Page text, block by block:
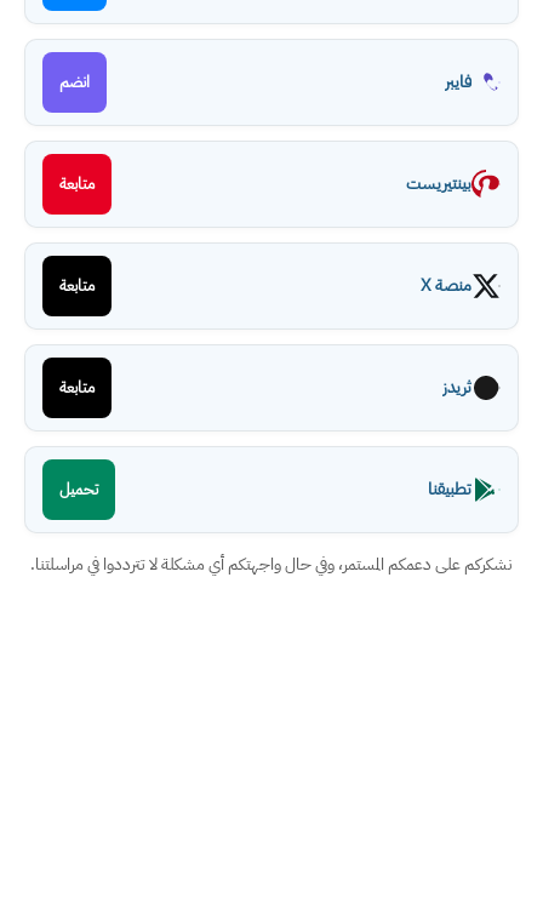
فايبر انضم
بينتيريست متابعة
منصة X متابعة
ثريدز متابعة
تطبيقنا تحميل
نشكركم على دعمكم المستمر، وفي حال واجهتكم أي مشكلة لا تترددوا في مراسلتنا.